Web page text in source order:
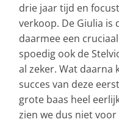
drie jaar tijd en
verkoop. De Giulia is
daarmee een
spoedig ook de
al zeker. Wat
succes van deze
grote baas heel
zien we dus niet